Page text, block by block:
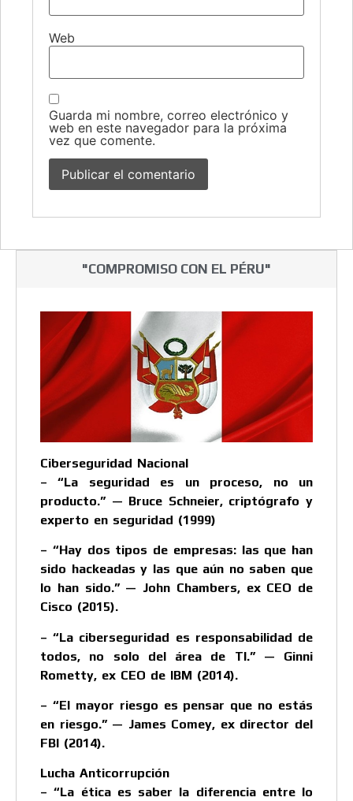
Web
Guarda mi nombre, correo electrónico y
web en este navegador para la próxima
vez que comente.
"COMPROMISO CON EL PÉRU"
Ciberseguridad Nacional
– “La seguridad es un proceso, no un
producto.” — Bruce Schneier, criptógrafo y
experto en seguridad (1999)
– “Hay dos tipos de empresas: las que han
sido hackeadas y las que aún no saben que
lo han sido.” — John Chambers, ex CEO de
Cisco (2015).
– “La ciberseguridad es responsabilidad de
todos, no solo del área de TI.” — Ginni
Rometty, ex CEO de IBM (2014).
– “El mayor riesgo es pensar que no estás
en riesgo.” — James Comey, ex director del
FBI (2014).
Lucha Anticorrupción
– “La ética es saber la diferencia entre lo